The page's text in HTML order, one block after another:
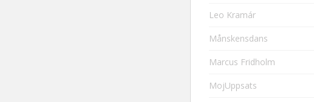
Leo Kramár
Månskensdans
Marcus Fridholm
MojUppsats